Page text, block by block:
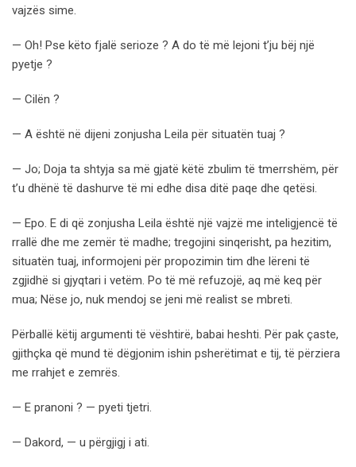
vajzës sime.
— Oh! Pse këto fjalë serioze ? A do të më lejoni t’ju bëj një
pyetje ?
— Cilën ?
— A është në dijeni zonjusha Leila për situatën tuaj ?
— Jo; Doja ta shtyja sa më gjatë këtë zbulim të tmerrshëm, për
t’u dhënë të dashurve të mi edhe disa ditë paqe dhe qetësi.
— Epo. E di që zonjusha Leila është një vajzë me inteligjencë të
rrallë dhe me zemër të madhe; tregojini sinqerisht, pa hezitim,
situatën tuaj, informojeni për propozimin tim dhe lëreni të
zgjidhë si gjyqtari i vetëm. Po të më refuzojë, aq më keq për
mua; Nëse jo, nuk mendoj se jeni më realist se mbreti.
Përballë këtij argumenti të vështirë, babai heshti. Për pak çaste,
gjithçka që mund të dëgjonim ishin psherëtimat e tij, të përziera
me rrahjet e zemrës.
— E pranoni ? — pyeti tjetri.
— Dakord, — u përgjigj i ati.